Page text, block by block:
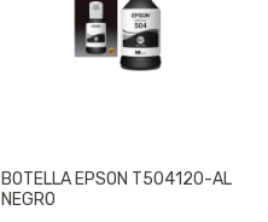
BOTELLA EPSON T504120-AL
NEGRO